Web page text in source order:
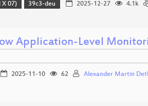
X 07) 39c3-deu 2025-12-27 4.1k
Application-Level
2025-11-10 62 Alexander Martin